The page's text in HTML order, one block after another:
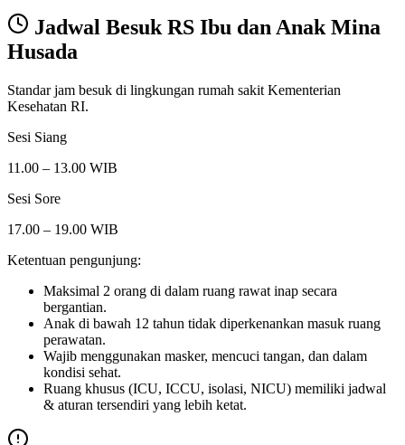
Jadwal Besuk RS Ibu dan Anak Mina
Husada
Standar jam besuk di lingkungan rumah sakit Kementerian
Kesehatan RI.
Sesi Siang
11.00 – 13.00 WIB
Sesi Sore
17.00 – 19.00 WIB
Ketentuan pengunjung:
Maksimal 2 orang di dalam ruang rawat inap secara
bergantian.
Anak di bawah 12 tahun tidak diperkenankan masuk ruang
perawatan.
Wajib menggunakan masker, mencuci tangan, dan dalam
kondisi sehat.
Ruang khusus (ICU, ICCU, isolasi, NICU) memiliki jadwal
& aturan tersendiri yang lebih ketat.